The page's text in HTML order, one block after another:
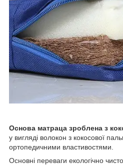
Основа матраца зроблена з
у вигляді волокон з кокосової
ортопедичними властивостями.
Основні переваги екологічно